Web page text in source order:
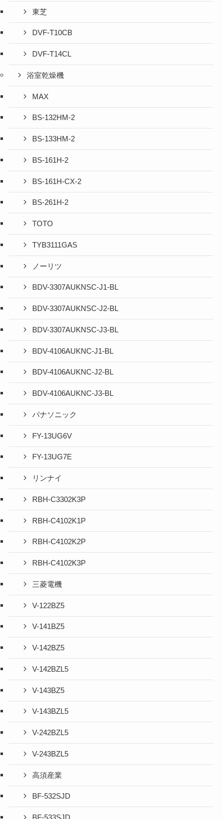
東芝
DVF-T10CB
DVF-T14CL
浴室乾燥機
MAX
BS-132HM-2
BS-133HM-2
BS-161H-2
BS-161H-CX-2
BS-261H-2
TOTO
TYB3111GAS
ノーリツ
BDV-3307AUKNSC-J1-BL
BDV-3307AUKNSC-J2-BL
BDV-3307AUKNSC-J3-BL
BDV-4106AUKNC-J1-BL
BDV-4106AUKNC-J2-BL
BDV-4106AUKNC-J3-BL
パナソニック
FY-13UG6V
FY-13UG7E
リンナイ
RBH-C3302K3P
RBH-C4102K1P
RBH-C4102K2P
RBH-C4102K3P
三菱電機
V-122BZ5
V-141BZ5
V-142BZ5
V-142BZL5
V-143BZ5
V-143BZL5
V-242BZL5
V-243BZL5
高須産業
BF-532SJD